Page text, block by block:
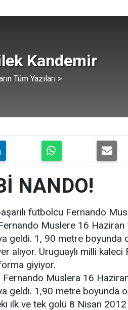
Kandemir
Tüm Yazıları >
NANDO!
futbolcu Fernando
Muslere 16 Haziran
geldi. 1, 90 metre boyunda
alıyor. Uruguaylı milli
giyiyor.
Fernando Muslera 16
geldi. 1,90 metre boyunda
ilk ve tek golü 8 Nisan 2012